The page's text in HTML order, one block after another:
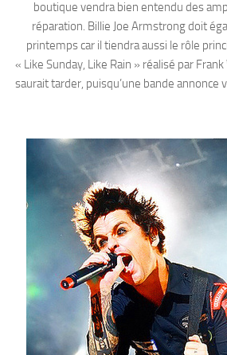
boutique vendra bien entendu des
réparation. Billie Joe Armstrong doit
printemps car il tiendra aussi le rôle
« Like Sunday, Like Rain » réalisé par
saurait tarder, puisqu’une bande annonce